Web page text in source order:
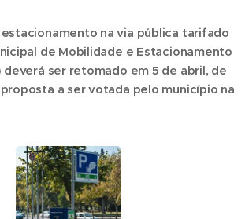
na via pública tarifado
de Mobilidade e Estacionamento
deverá ser retomado em 5 de abril, de
a ser votada pelo município na